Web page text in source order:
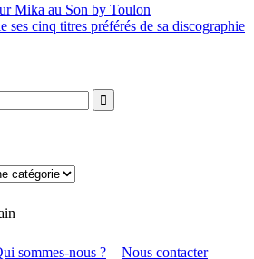
Mika au Son by Toulon
cinq titres préférés de sa discographie
sommes-nous ? Nous contacter